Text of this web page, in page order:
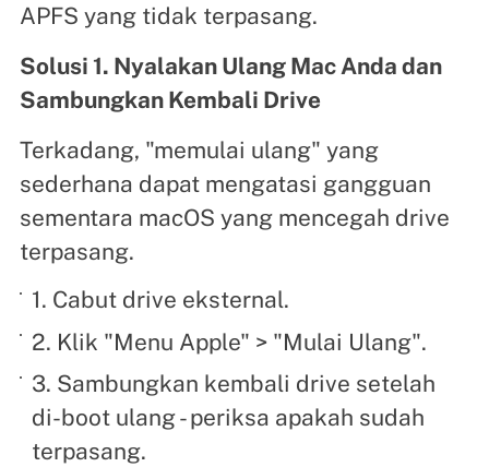
APFS yang tidak terpasang.
Solusi 1. Nyalakan Ulang Mac Anda dan
Sambungkan Kembali Drive
Terkadang, "memulai ulang" yang
sederhana dapat mengatasi gangguan
sementara macOS yang mencegah drive
terpasang.
1. Cabut drive eksternal.
2. Klik "Menu Apple" > "Mulai Ulang".
3. Sambungkan kembali drive setelah
di-boot ulang - periksa apakah sudah
terpasang.